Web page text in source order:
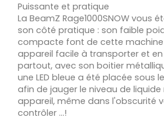
Puissante et pratique
La BeamZ Rage1000SNOW vous
son côté pratique : son faible
compacte font de cette machine
appareil facile à transporter et
partout, avec son boitier
une LED bleue a été placée sous
afin de jauger le niveau de
appareil, même dans l'obscurité
contrôler ...!